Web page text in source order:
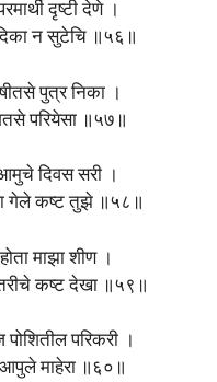
दृष्टी देणे ।
न सुटेचि ॥५६॥
पुत्र निका ।
परियेसा ॥५७॥
दिवस सरी ।
गेले कष्ट तुझे ॥५८॥
माझा शीण ।
कष्ट देखा ॥५९॥
परिकरी ।
माहेरा ॥६०॥